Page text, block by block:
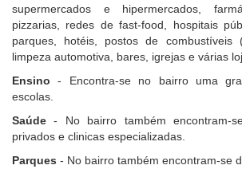
supermercados e hipermercados,
pizzarias, redes de fast-food, hospitais
parques, hotéis, postos de combustíveis
limpeza automotiva, bares, igrejas e várias
Ensino - Encontra-se no bairro uma
escolas.
Saúde - No bairro também encontram-
privados e clinicas especializadas.
Parques - No bairro também encontram-se